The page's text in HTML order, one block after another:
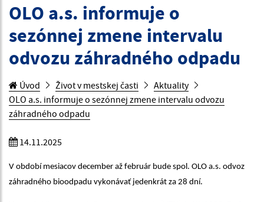
OLO a.s. informuje o
sezónnej zmene intervalu
odvozu záhradného odpadu
Úvod Život v mestskej časti
Aktuality
OLO a.s. informuje o sezónnej zmene intervalu odvozu
záhradného odpadu
14.11.2025
V období mesiacov december až február bude spol. OLO a.s. odvoz
záhradného bioodpadu vykonávať jedenkrát za 28 dní.